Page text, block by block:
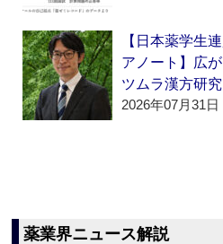
【日本薬学生
アノート】広
ツムラ漢方研
2026年07月31日
薬業界ニュース解説